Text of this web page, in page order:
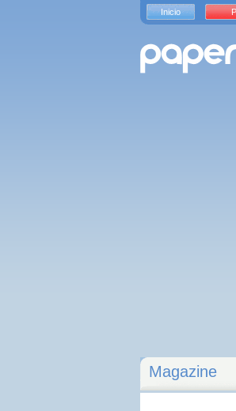
Magazine
Inicio